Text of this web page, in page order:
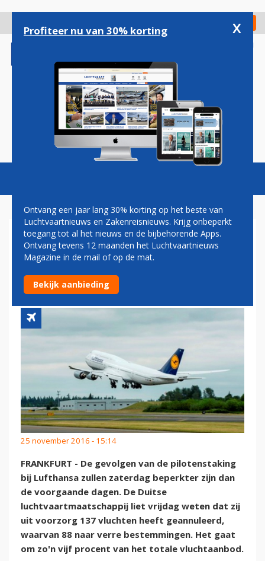
gaan
Check in
Magazine Podcasts Vacatures
LUFTHANSA: ZATERDAG
MINDER GEVOLGEN DOOR
STAKING
25 november 2016 - 15:14
FRANKFURT - De gevolgen van de pilotenstaking
bij Lufthansa zullen zaterdag beperkter zijn dan
de voorgaande dagen. De Duitse
luchtvaartmaatschappij liet vrijdag weten dat zij
uit voorzorg 137 vluchten heeft geannuleerd,
waarvan 88 naar verre bestemmingen. Het gaat
om zo'n vijf procent van het totale vluchtaanbod.
Profiteer nu van 30% korting x
Ontvang een jaar lang 30% korting op het beste van
Luchtvaartnieuws en Zakenreisnieuws. Krijg onbeperkt
toegang tot al het nieuws en de bijbehorende Apps.
Ontvang tevens 12 maanden het Luchtvaartnieuws
Magazine in de mail of op de mat.
Bekijk aanbieding